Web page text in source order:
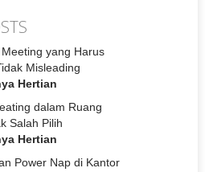
yang Harus
Misleading
Hertian
dalam Ruang
Salah Pilih
Hertian
Power Nap di Kantor